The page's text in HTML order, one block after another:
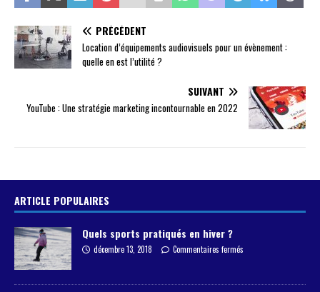
PRÉCÉDENT
Location d’équipements audiovisuels pour un évènement :
quelle en est l’utilité ?
SUIVANT
YouTube : Une stratégie marketing incontournable en 2022
ARTICLE POPULAIRES
Quels sports pratiqués en hiver ?
décembre 13, 2018 Commentaires fermés